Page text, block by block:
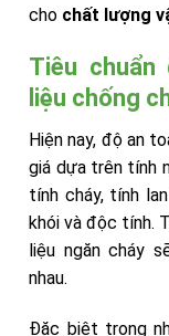
cho chất lượng
Tiêu
liệu chống
Hiện nay, độ an
giá dựa trên tính
tính cháy, tính
khói và độc tính.
liệu ngăn cháy
nhau.
Đặc biệt trong